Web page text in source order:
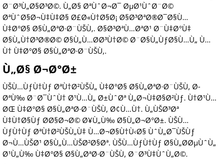
Ø¨Ø³Ù„Ø§Ø³Ø©. Ù„Ø§ ØªÙˆØ¬Ø¯ ØµØ¹ÙˆØ¨Ø©
ØªÙˆØ§Ø¬Ù‡Ù‡Ø§ Ø£Ø«Ù†Ø§Ø¡ Ø§Ø³ØªØ®Ø¯Ø§Ù…
Ù‡Ø°Ø§ Ø§Ù„ØªØ·Ø¨ÙŠÙ‚. Ø§Ø³ØªÙ…ØªØ¹ Ø¨Ù‡Ø°Ù‡
Ø§Ù„Ù†Ø³Ø®Ø© Ø§Ù„Ù…Ø­Ø³Ù†Ø© Ø¨Ø§Ù„ÙƒØ§Ù…Ù„ Ù…
Ù† Ù‡Ø°Ø§ Ø§Ù„ØªØ·Ø¨ÙŠÙ‚.
Ù„Ø§ Ø¬Ø°Ø±
ÙŠÙ…ÙƒÙ†Ùƒ ØªÙ†Ø²ÙŠÙ„ Ù‡Ø°Ø§ Ø§Ù„ØªØ·Ø¨ÙŠÙ‚ Ø­
ØªÙ‰ Ø¨Ø¯ÙˆÙ† Ø¹Ù…Ù„ Ø±ÙˆØª Ù„Ø¬Ù‡Ø§Ø²Ùƒ. Ù†Ø¹Ù…
ØŒ Ù‡Ø°Ø§ Ø§Ù„ØªØ·Ø¨ÙŠÙ‚ Ø¢Ù…Ù†. Ù„ÙŠØ³Øª
Ù‡Ù†Ø§Ùƒ Ø­Ø§Ø¬Ø© Ø¥Ù„Ù‰ Ø§Ù„Ø¬Ø°Ø±. ÙŠÙ…
ÙƒÙ†Ùƒ ØªÙ†Ø²ÙŠÙ„Ù‡ Ù…Ø¬Ø§Ù†Ù‹Ø§ ÙˆÙ„Ø¯ÙŠÙƒ
Ø¬Ù…ÙŠØ¹ Ø§Ù„Ù…ÙŠØ²Ø§Øª. ÙŠÙ…ÙƒÙ†Ùƒ Ø§Ù„Ø­ØµÙˆÙ„
Ø¹Ù„Ù‰ Ù‡Ø°Ø§ Ø§Ù„ØªØ·Ø¨ÙŠÙ‚ Ø¨Ø³Ù‡ÙˆÙ„Ø©.